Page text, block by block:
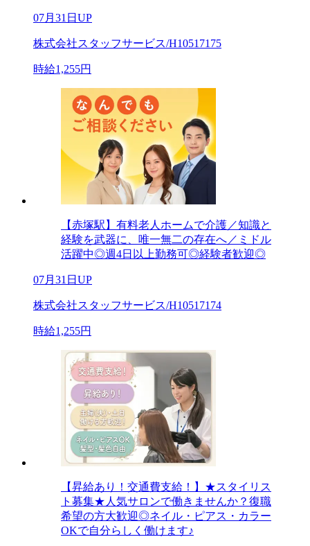
07月31日UP
株式会社スタッフサービス/H10517175
時給1,255円
【赤塚駅】有料老人ホームで介護／知識と
経験を武器に、唯一無二の存在へ／ミドル
活躍中◎週4日以上勤務可◎経験者歓迎◎
07月31日UP
株式会社スタッフサービス/H10517174
時給1,255円
【昇給あり！交通費支給！】★スタイリス
ト募集★人気サロンで働きませんか？復職
希望の方大歓迎◎ネイル・ピアス・カラー
OKで自分らしく働けます♪